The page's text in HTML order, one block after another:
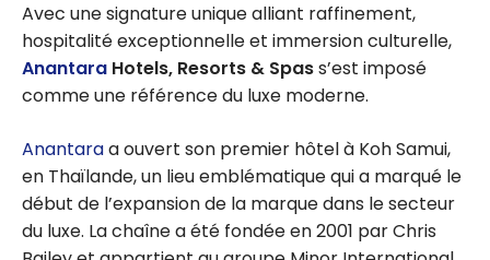
Avec une signature unique alliant raffinement,
hospitalité exceptionnelle et immersion culturelle,
Anantara Hotels, Resorts & Spass’est imposé
comme une référence du luxe moderne.
Anantaraa ouvert son premier hôtel à Koh Samui,
en Thaïlande, un lieu emblématique qui a marqué le
début de l’expansion de la marque dans le secteur
du luxe. La chaîne a été fondée en 2001 par Chris